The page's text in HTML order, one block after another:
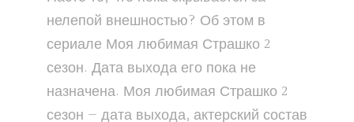
нелепой внешностью? Об этом в
сериале Моя любимая Страшко 2
сезон. Дата выхода его пока не
назначена. Моя любимая Страшко 2
сезон — дата выхода, актерский состав